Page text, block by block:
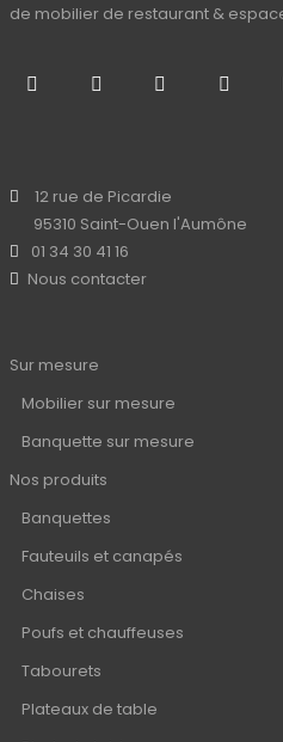
de mobilier de restaurant &
12 rue de Picardie
95310 Saint-Ouen l'Aumône
01 34 30 41 16
Nous contacter
Sur mesure
Mobilier sur mesure
Banquette sur mesure
Nos produits
Banquettes
Fauteuils et canapés
Chaises
Poufs et chauffeuses
Tabourets
Plateaux de table